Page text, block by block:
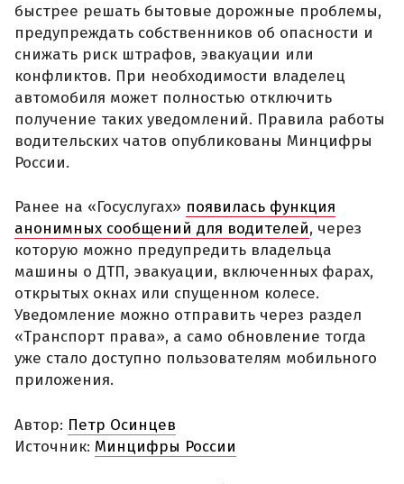
быстрее решать бытовые дорожные проблемы,
предупреждать собственников об опасности и
снижать риск штрафов, эвакуации или
конфликтов. При необходимости владелец
автомобиля может полностью отключить
получение таких уведомлений. Правила работы
водительских чатов опубликованы Минцифры
России.
Ранее на «Госуслугах» появилась функция
анонимных сообщений для водителей, через
которую можно предупредить владельца
машины о ДТП, эвакуации, включенных фарах,
открытых окнах или спущенном колесе.
Уведомление можно отправить через раздел
«Транспорт права», а само обновление тогда
уже стало доступно пользователям мобильного
приложения.
Автор: Петр Осинцев
Источник: Минцифры России